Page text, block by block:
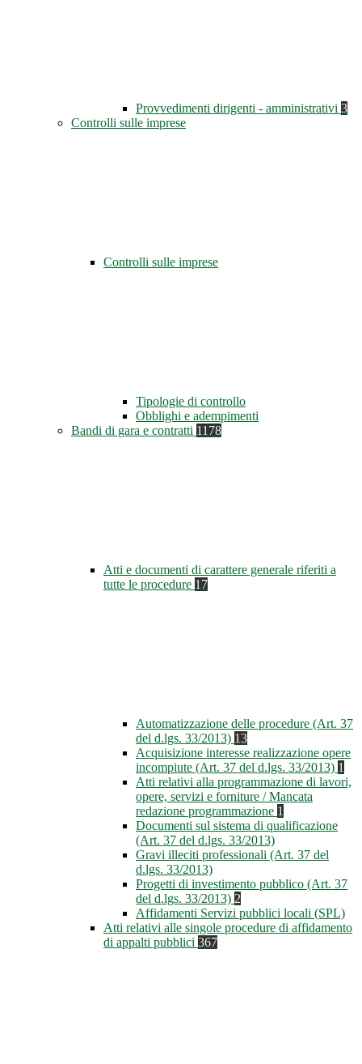
Provvedimenti dirigenti - amministrativi 3
Controlli sulle imprese
Controlli sulle imprese
Tipologie di controllo
Obblighi e adempimenti
Bandi di gara e contratti 1178
Atti e documenti di carattere generale riferiti a
tutte le procedure 17
Automatizzazione delle procedure (Art. 37
del d.lgs. 33/2013) 13
Acquisizione interesse realizzazione opere
incompiute (Art. 37 del d.lgs. 33/2013) 1
Atti relativi alla programmazione di lavori,
opere, servizi e forniture / Mancata
redazione programmazione 1
Documenti sul sistema di qualificazione
(Art. 37 del d.lgs. 33/2013)
Gravi illeciti professionali (Art. 37 del
d.lgs. 33/2013)
Progetti di investimento pubblico (Art. 37
del d.lgs. 33/2013) 2
Affidamenti Servizi pubblici locali (SPL)
Atti relativi alle singole procedure di affidamento
di appalti pubblici 367